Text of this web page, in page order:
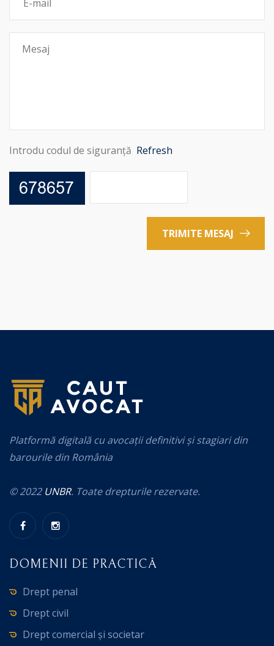
Introdu codul de siguranță Refresh
TRIMITE MESAJ
Platformă digitală cu avocații definitivi și stagiari din
barourile din România
© 2022 UNBR. Toate drepturile rezervate.
DOMENII DE PRACTICĂ
Drept penal
Drept civil
Drept comercial și societar